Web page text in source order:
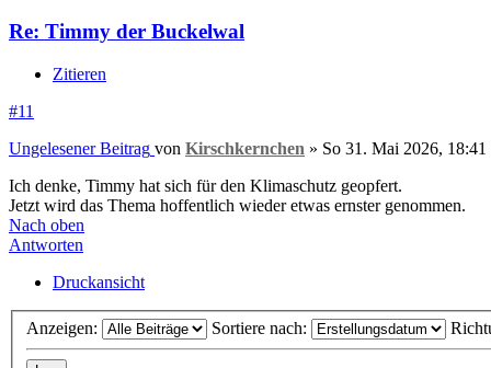
Re: Timmy der Buckelwal
Zitieren
#11
Ungelesener Beitrag von Kirschkernchen » So 31. Mai 2026, 18:41
Ich denke, Timmy hat sich für den Klimaschutz geopfert.
Jetzt wird das Thema hoffentlich wieder etwas ernster genommen.
Nach oben
Antworten
Druckansicht
Anzeigen: Sortiere nach: